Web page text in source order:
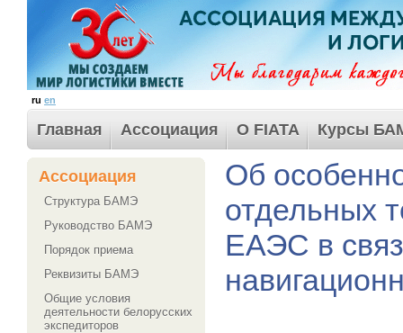
ru en
Главная Ассоциация О FIATA Курсы
Ассоциация
Структура БАМЭ
Руководство БАМЭ
Порядок приема
Реквизиты БАМЭ
Общие условия
деятельности белорусских
экспедиторов
Об
отдельных
ЕАЭС в